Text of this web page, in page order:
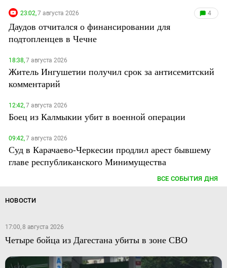
23:02,7 августа 2026 4
Даудов отчитался о финансировании для
подтопленцев в Чечне
18:38,7 августа 2026
Житель Ингушетии получил срок за антисемитский
комментарий
12:42,7 августа 2026
Боец из Калмыкии убит в военной операции
09:42,7 августа 2026
Суд в Карачаево-Черкесии продлил арест бывшему
главе республиканского Минимущества
ВСЕ СОБЫТИЯ ДНЯ
НОВОСТИ
17:00, 8 августа 2026
Четыре бойца из Дагестана убиты в зоне СВО